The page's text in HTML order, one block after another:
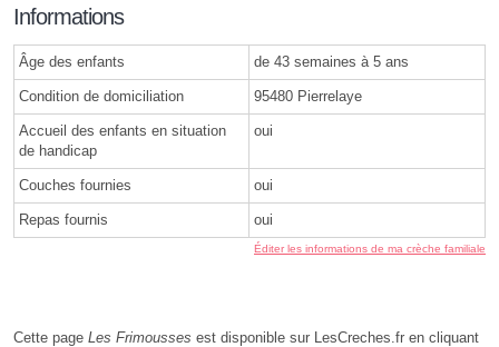
Informations
Âge des enfants de 43 semaines à 5 ans
Condition de domiciliation 95480 Pierrelaye
Accueil des enfants en situation
de handicap
oui
Couches fournies oui
Repas fournis oui
Éditer les informations de ma crèche familiale
Cette page Les Frimousses est disponible sur LesCreches.fr en cliquant